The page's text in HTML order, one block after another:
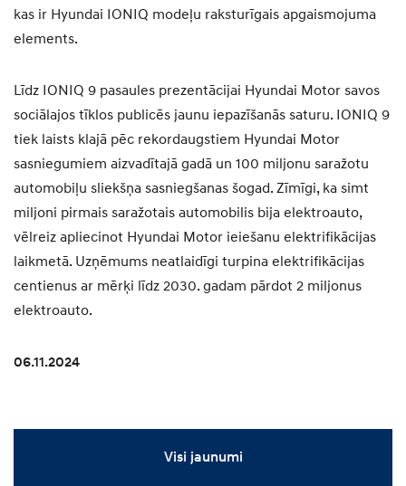
kas ir Hyundai IONIQ modeļu raksturīgais apgaismojuma
elements.
Līdz IONIQ 9 pasaules prezentācijai Hyundai Motor savos
sociālajos tīklos publicēs jaunu iepazīšanās saturu. IONIQ 9
tiek laists klajā pēc rekordaugstiem Hyundai Motor
sasniegumiem aizvadītajā gadā un 100 miljonu saražotu
automobiļu sliekšņa sasniegšanas šogad. Zīmīgi, ka simt
miljoni pirmais saražotais automobilis bija elektroauto,
vēlreiz apliecinot Hyundai Motor ieiešanu elektrifikācijas
laikmetā. Uzņēmums neatlaidīgi turpina elektrifikācijas
centienus ar mērķi līdz 2030. gadam pārdot 2 miljonus
elektroauto.
06.11.2024
Visi jaunumi